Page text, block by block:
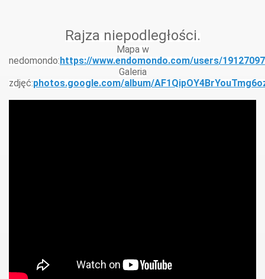
Rajza niepodległości.
Mapa w
nedomondo:https://www.endomondo.com/users/
Galeria
zdjęć:photos.google.com/album/